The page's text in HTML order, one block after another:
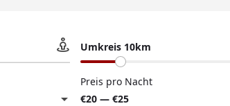
Umkreis 10km
Preis pro Nacht
€20 — €25